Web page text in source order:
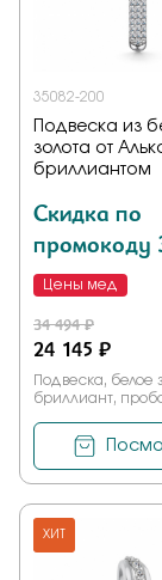
35082-200
Подвеска из
золота от
бриллиантом
Скидка по
промокоду
Цены мед
34 494 ₽
24 145 ₽
Подвеска, белое
бриллиант,
ХИТ